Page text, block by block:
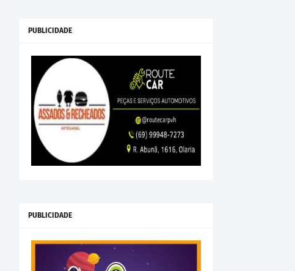
PUBLICIDADE
PUBLICIDADE